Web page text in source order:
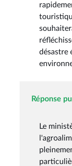
désastre
Réponse
Le